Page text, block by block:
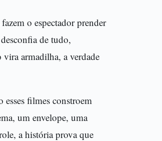
o espectador prender
de tudo,
vira armadilha, a verdade
esses filmes constroem
um envelope, uma
a história prova que